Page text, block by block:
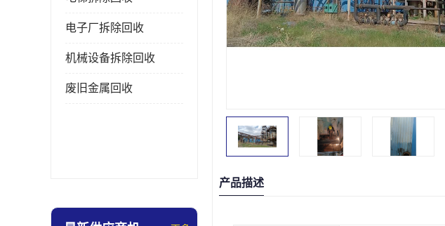
电子厂拆除回收
机械设备拆除回收
废旧金属回收
产品描述